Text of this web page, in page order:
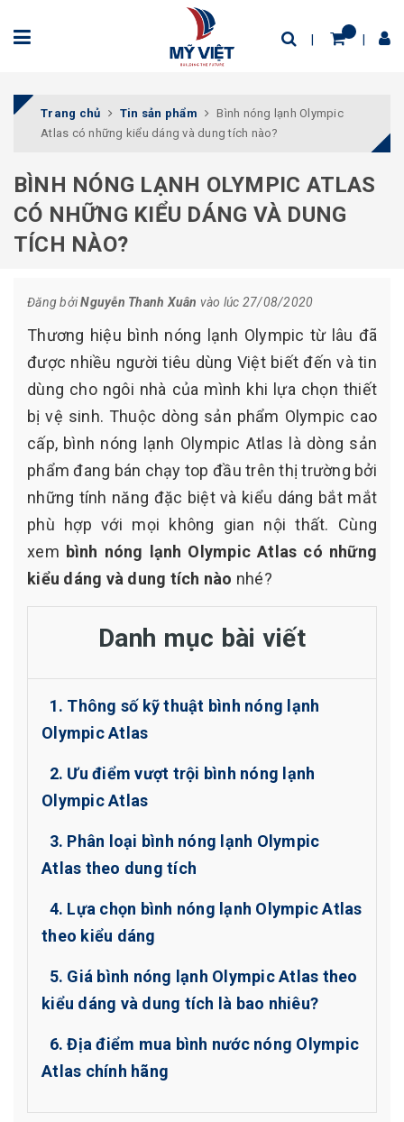
Trang chủ Tin sản phẩm
Bình nóng lạnh Olympic
Atlas có những kiểu dáng và dung tích nào?
BÌNH NÓNG LẠNH OLYMPIC ATLAS
CÓ NHỮNG KIỂU DÁNG VÀ DUNG
TÍCH NÀO?
Đăng bởiNguyễn Thanh Xuân vào lúc 27/08/2020
Thương hiệu bình nóng lạnh Olympic từ lâu đã
được nhiều người tiêu dùng Việt biết đến và tin
dùng cho ngôi nhà của mình khi lựa chọn thiết
bị vệ sinh. Thuộc dòng sản phẩm Olympic cao
cấp, bình nóng lạnh Olympic Atlas là dòng sản
phẩm đang bán chạy top đầu trên thị trường bởi
những tính năng đặc biệt và kiểu dáng bắt mắt
phù hợp với mọi không gian nội thất. Cùng
xem bình nóng lạnh Olympic Atlas có những
kiểu dáng và dung tích nào nhé?
Danh mục bài viết
1. Thông số kỹ thuật bình nóng lạnh
Olympic Atlas
2. Ưu điểm vượt trội bình nóng lạnh
Olympic Atlas
3. Phân loại bình nóng lạnh Olympic
Atlas theo dung tích
4. Lựa chọn bình nóng lạnh Olympic Atlas
theo kiểu dáng
5. Giá bình nóng lạnh Olympic Atlas theo
kiểu dáng và dung tích là bao nhiêu?
6. Địa điểm mua bình nước nóng Olympic
Atlas chính hãng